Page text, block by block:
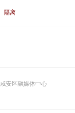
隔离
咸安区融媒体中心